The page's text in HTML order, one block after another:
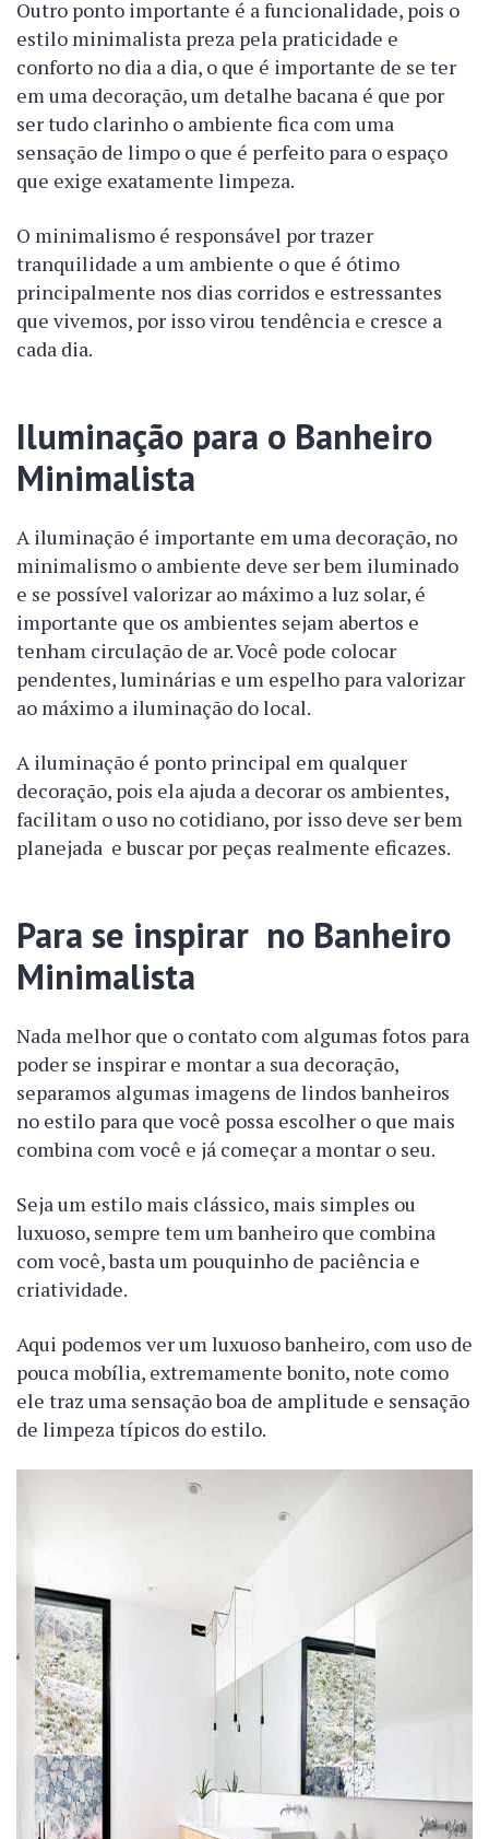
Outro ponto importante é a funcionalidade, pois o
estilo minimalista preza pela praticidade e
conforto no dia a dia, o que é importante de se ter
em uma decoração, um detalhe bacana é que por
ser tudo clarinho o ambiente fica com uma
sensação de limpo o que é perfeito para o espaço
que exige exatamente limpeza.
O minimalismo é responsável por trazer
tranquilidade a um ambiente o que é ótimo
principalmente nos dias corridos e estressantes
que vivemos, por isso virou tendência e cresce a
cada dia.
Iluminação para o Banheiro
Minimalista
A iluminação é importante em uma decoração, no
minimalismo o ambiente deve ser bem iluminado
e se possível valorizar ao máximo a luz solar, é
importante que os ambientes sejam abertos e
tenham circulação de ar. Você pode colocar
pendentes, luminárias e um espelho para valorizar
ao máximo a iluminação do local.
A iluminação é ponto principal em qualquer
decoração, pois ela ajuda a decorar os ambientes,
facilitam o uso no cotidiano, por isso deve ser bem
planejada e buscar por peças realmente eficazes.
Para se inspirar no Banheiro
Minimalista
Nada melhor que o contato com algumas fotos para
poder se inspirar e montar a sua decoração,
separamos algumas imagens de lindos banheiros
no estilo para que você possa escolher o que mais
combina com você e já começar a montar o seu.
Seja um estilo mais clássico, mais simples ou
luxuoso, sempre tem um banheiro que combina
com você, basta um pouquinho de paciência e
criatividade.
Aqui podemos ver um luxuoso banheiro, com uso de
pouca mobília, extremamente bonito, note como
ele traz uma sensação boa de amplitude e sensação
de limpeza típicos do estilo.